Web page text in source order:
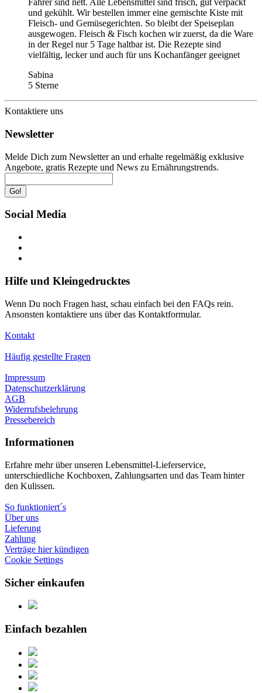
Fahrer sind nett. Alle Lebensmittel sind frisch, gut verpackt
und gekühlt. Wir bestellen immer eine gemischte Kiste mit
Fleisch- und Gemüsegerichten. So bleibt der Speiseplan
ausgewogen. Fleisch & Fisch kochen wir zuerst, da die Ware
in der Regel nur 5 Tage haltbar ist. Die Rezepte sind
vielfältig, lecker und auch für uns Kochanfänger geeignet
Sabina
5 Sterne
Kontaktiere uns
Newsletter
Melde Dich zum Newsletter an und erhalte regelmäßig exklusive
Angebote, gratis Rezepte und News zu Ernährungstrends.
Go!
Social Media
Hilfe und Kleingedrucktes
Wenn Du noch Fragen hast, schau einfach bei den FAQs rein.
Ansonsten kontaktiere uns über das Kontaktformular.
Kontakt
Häufig gestellte Fragen
Impressum
Datenschutzerklärung
AGB
Widerrufsbelehrung
Pressebereich
Informationen
Erfahre mehr über unseren Lebensmittel-Lieferservice,
unterschiedliche Kochboxen, Zahlungsarten und das Team hinter
den Kulissen.
So funktioniert´s
Über uns
Lieferung
Zahlung
Verträge hier kündigen
Cookie Settings
Sicher einkaufen
Einfach bezahlen